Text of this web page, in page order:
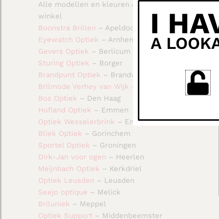
Alle modellen en kleuren Add’s in de
winkel
Boonstra Brillen – Apeldoorn
Eyewatch Optiek – Arnhem
Gevers Optiek – Berlicum
Sturing Optiek – Borger
Brandpunt Optiek – Brandwijk
Brilmode Verhey van Wijk – Den Haag
Bos Optiek – Den Haag
Hofland Optiek – Emmen
Optiek Wesselerbrink – Enschede
Bliek Optiek – Gorinchem
Sportel Optiek – Groningen
Dirk-Jan voor ogen – Heerlen
Meijnbach Optiek – Kerkdriel
Optiek Leusden – Leusden
Seejo optique – Melick
Briluniek – Meppel
Optiek Support – Middenbeemster
I
A